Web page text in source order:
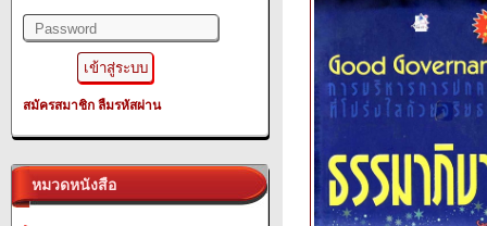
สมัครสมาชิก ลืมรหัสผ่าน
หมวดหนังสือ